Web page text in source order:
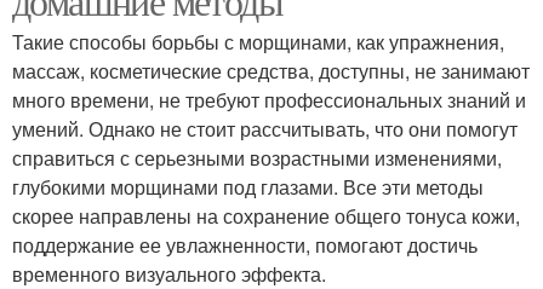
Такие способы борьбы с морщинами, как упражнения,
массаж, косметические средства, доступны, не занимают
много времени, не требуют профессиональных знаний и
умений. Однако не стоит рассчитывать, что они помогут
справиться с серьезными возрастными изменениями,
глубокими морщинами под глазами. Все эти методы
скорее направлены на сохранение общего тонуса кожи,
поддержание ее увлажненности, помогают достичь
временного визуального эффекта.